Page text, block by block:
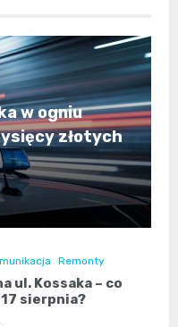
w ogniu
złotych
Remonty
ul. Kossaka – co
sierpnia?